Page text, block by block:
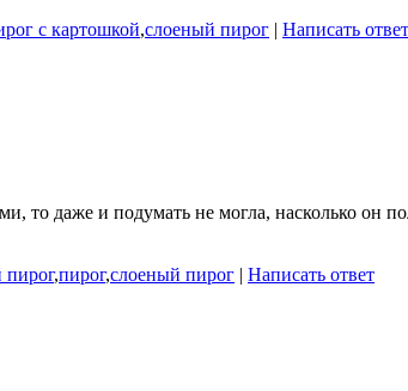
с картошкой,слоеный пирог | Написать ответ
то даже и подумать не могла, насколько
пирог,пирог,слоеный пирог | Написать ответ